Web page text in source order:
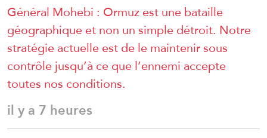
Général Mohebi : Ormuz est une bataille
géographique et non un simple détroit. Notre
stratégie actuelle est de le maintenir sous
contrôle jusqu’à ce que l’ennemi accepte
toutes nos conditions.
il y a 7 heures